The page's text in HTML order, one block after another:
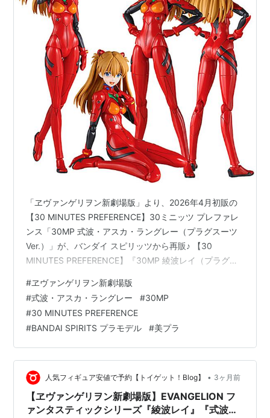
「ヱヴァンゲリヲン新劇場版」より、2026年4月初販の
【30 MINUTES PREFERENCE】30ミニッツ プレファレ
ンス「30MP 式波・アスカ・ラングレー（プラグスーツ
Ver.）」が、バンダイ スピリッツから再販♪ 【30
MINUTES PREFERENCE】『30MP 綾波レイ（プラグス
レー（プラグスーツVer.）』が再販♪ キットはノンスケー
ルで、完成時のサイズは不明。 【再販】30MP『式波・
アスカ・ラングレー（プラグスーツVer.）』ヱヴァンゲリ
ヲン新劇場版 プラモデルは、バンダイ スピリッツより
2026年05月発…
#ヱヴァンゲリヲン新劇場版
#式波・アスカ・ラングレー #30MP
#30 MINUTES PREFERENCE
#BANDAI SPIRITS プラモデル #美プラ
人気フィギュア安値で予約【トイゲット！Blog】 • 3ヶ月前
【ヱヴァンゲリヲン新劇場版】EVANGELION フ
ァンタスティックシリーズ『綾波レイ』『式波・